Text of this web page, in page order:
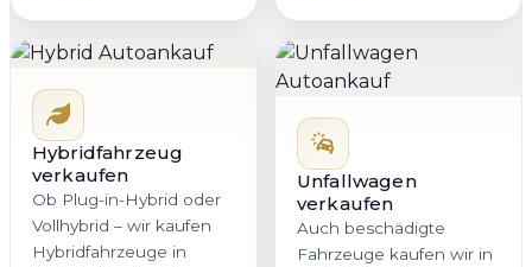
Hybridfahrzeug
verkaufen
Ob Plug-in-Hybrid oder
Vollhybrid – wir kaufen
Hybridfahrzeuge in
Unfallwagen
verkaufen
Auch beschädigte
Fahrzeuge kaufen wir in